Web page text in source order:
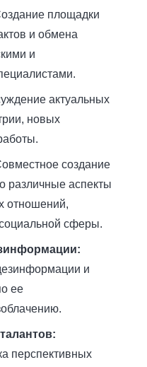
площадки
и обмена
и
актуальных
новых
создание
различные аспекты
отношений,
сферы.
и
ее
перспективных